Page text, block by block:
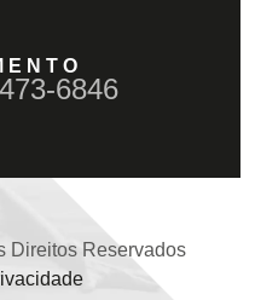
6846
Direitos Reservados